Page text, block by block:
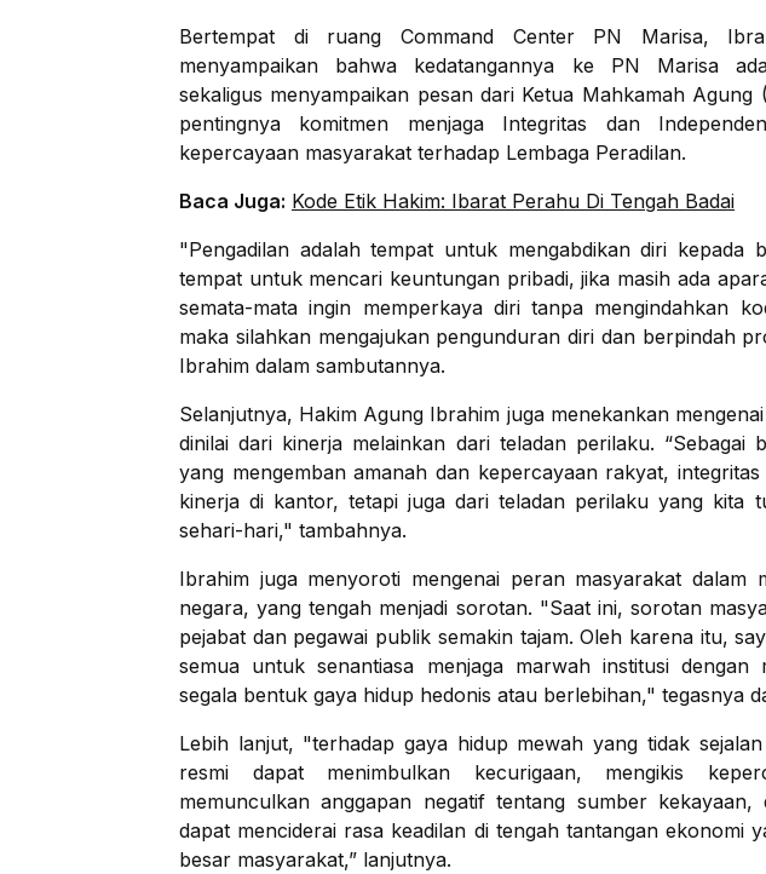
Bertempat di ruang Command Center PN Marisa,
menyampaikan bahwa kedatangannya ke PN Marisa
sekaligus menyampaikan pesan dari Ketua Mahkamah
pentingnya komitmen menjaga Integritas dan
kepercayaan masyarakat terhadap Lembaga Peradilan.
Baca Juga: Kode Etik Hakim: Ibarat Perahu Di Tengah Badai
"Pengadilan adalah tempat untuk mengabdikan diri kepada
tempat untuk mencari keuntungan pribadi, jika masih ada
semata-mata ingin memperkaya diri tanpa mengindahkan
maka silahkan mengajukan pengunduran diri dan berpindah
Ibrahim dalam sambutannya.
Selanjutnya, Hakim Agung Ibrahim juga menekankan
dinilai dari kinerja melainkan dari teladan perilaku. “Sebagai
yang mengemban amanah dan kepercayaan rakyat,
kinerja di kantor, tetapi juga dari teladan perilaku yang kita
sehari-hari," tambahnya.
Ibrahim juga menyoroti mengenai peran masyarakat dalam
negara, yang tengah menjadi sorotan. "Saat ini, sorotan
pejabat dan pegawai publik semakin tajam. Oleh karena itu,
semua untuk senantiasa menjaga marwah institusi dengan
segala bentuk gaya hidup hedonis atau berlebihan," tegasnya
Lebih lanjut, "terhadap gaya hidup mewah yang tidak
resmi dapat menimbulkan kecurigaan, mengikis
memunculkan anggapan negatif tentang sumber
dapat menciderai rasa keadilan di tengah tantangan ekonomi
besar masyarakat,” lanjutnya.